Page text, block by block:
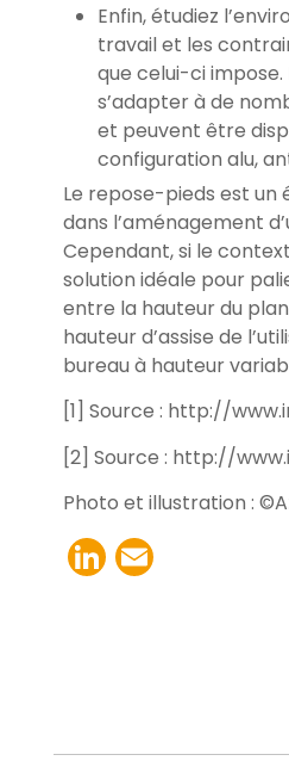
Enfin, étudiez
travail et les
que celui-ci
s’adapter à de
et peuvent être
configuration alu,
Le repose-pieds est un
dans l’aménagement
Cependant, si le
solution idéale pour
entre la hauteur du
hauteur d’assise de
bureau à hauteur
[1] Source : http://
[2] Source : http://
Photo et illustration :
LinkedIn
Email